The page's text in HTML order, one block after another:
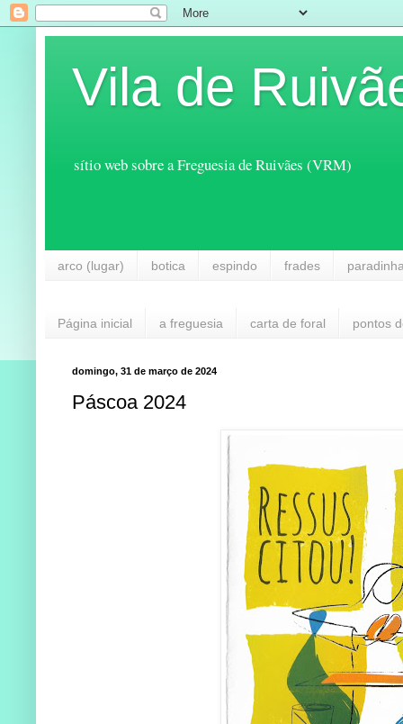
Vila de
sítio web sobre a Freguesia de Ruivães (VRM)
arco (lugar) botica espindo frades
Página inicial a freguesia carta de foral pontos
domingo, 31 de março de 2024
Páscoa 2024